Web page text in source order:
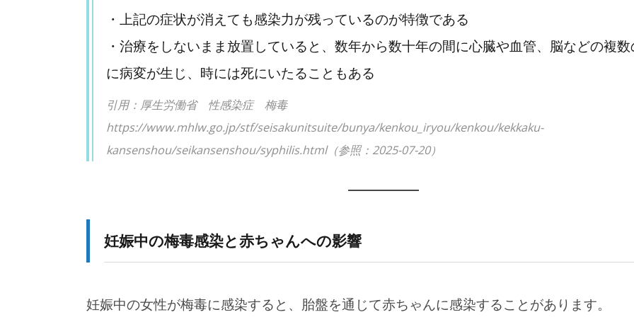
・上記の症状が消えても感染力が残っているのが特徴である
・治療をしないまま放置していると、数年から数十年の間に心臓や血管、脳などの複
に病変が生じ、時には死にいたることもある
引用：厚生労働省 性感染症 梅毒
https://www.mhlw.go.jp/stf/seisakunitsuite/bunya/kenkou_iryou/kenkou/kekkaku-
kansenshou/seikansenshou/syphilis.html（参照：2025-07-20）
妊娠中の梅毒感染と赤ちゃんへの影響
妊娠中の女性が梅毒に感染すると、胎盤を通じて赤ちゃんに感染することがあります。